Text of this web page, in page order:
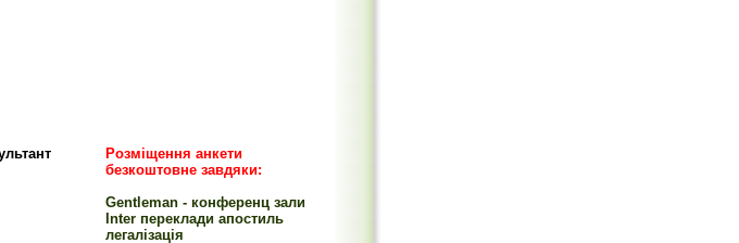
Розміщення анкети
безкоштовне завдяки:
Gentleman - конференц зали
Inter переклади апостиль
легалізація